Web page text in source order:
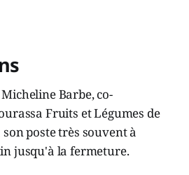
Barbe, co-
Fruits et Légumes de
son poste très souvent à
jusqu'à la fermeture.